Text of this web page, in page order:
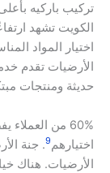
تركيب باركيه
الكويت تشهد
اختيار المواد
الأرضيات تقدم
حديثة ومنتجات
60% من
اختيارهم 9. جنة
الأرضيات. هناك